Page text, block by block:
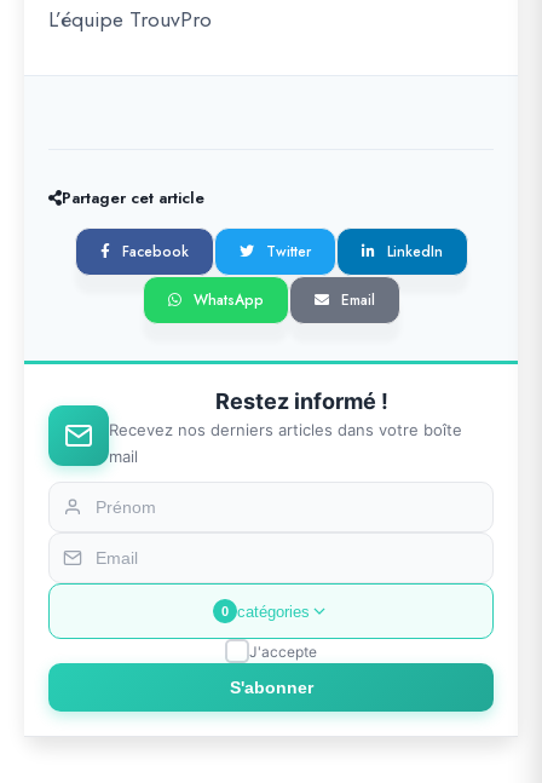
L’équipe TrouvPro
Partager cet article
Facebook Twitter LinkedIn
WhatsApp Email
Restez informé !
Recevez nos derniers articles dans votre boîte
mail
0 catégories
J'accepte
S'abonner